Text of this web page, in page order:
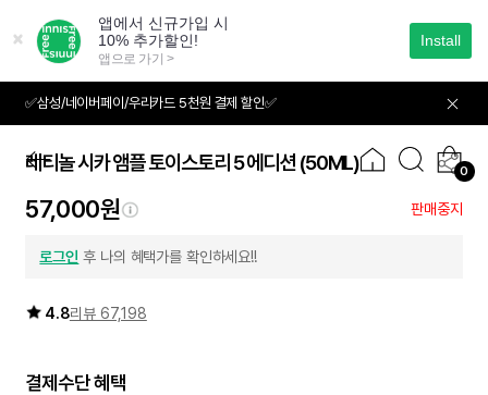
가
✅삼성/네이버페이/우리카드 5천원 결제 할인✅
0
01 05
레티놀 시카 앰플 토이스토리 5 에디션(50ML)
57,000원 판매중지
로그인 후 나의 혜택가를 확인하세요!!
4.8리뷰 67,198
결제수단 혜택